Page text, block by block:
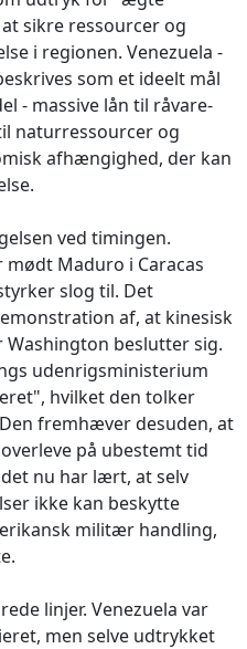
sikre ressourcer og
i regionen. Venezuela -
som et ideelt mål
- massive lån til råvare-
naturressourcer og
afhængighed, der kan
ved timingen.
Maduro i Caracas
slog til. Det
af, at kinesisk
beslutter sig.
udenrigsministerium
hvilket den tolker
fremhæver desuden, at
på ubestemt tid
nu har lært, at selv
ikke kan beskytte
militær handling,
linjer. Venezuela var
men selve udtrykket